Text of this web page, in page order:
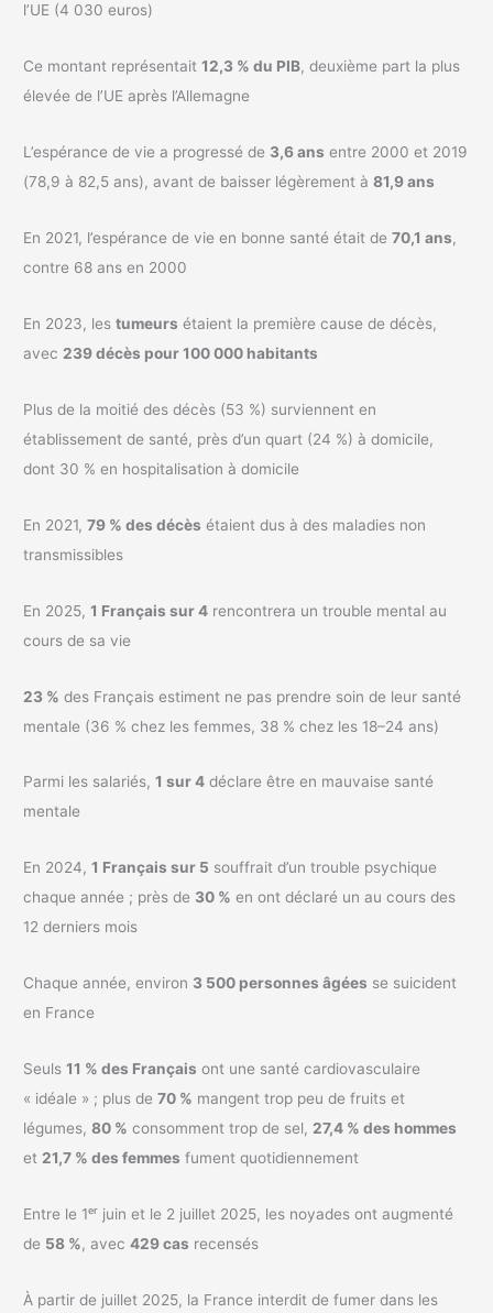
l’UE (4 030 euros)
Ce montant représentait12,3 % du PIB, deuxième part la plus
élevée de l’UE après l’Allemagne
L’espérance de vie a progressé de 3,6 ans entre 2000 et 2019
(78,9 à 82,5 ans), avant de baisser légèrement à81,9 ans
En 2021, l’espérance de vie en bonne santé était de70,1 ans,
contre 68 ans en 2000
En 2023, lestumeurs étaient la première cause de décès,
avec 239 décès pour 100 000 habitants
Plus de la moitié des décès (53 %) surviennent en
établissement de santé, près d’un quart (24 %) à domicile,
dont 30 % en hospitalisation à domicile
En 2021,79 % des décès étaient dus à des maladies non
transmissibles
En 2025,1 Français sur 4 rencontrera un trouble mental au
cours de sa vie
23 % des Français estiment ne pas prendre soin de leur santé
mentale (36 % chez les femmes, 38 % chez les 18–24 ans)
Parmi les salariés,1 sur 4 déclare être en mauvaise santé
mentale
En 2024,1 Français sur 5 souffrait d’un trouble psychique
chaque année ; près de 30 % en ont déclaré un au cours des
12 derniers mois
Chaque année, environ 3 500 personnes âgées se suicident
en France
Seuls11 % des Français ont une santé cardiovasculaire
« idéale » ; plus de70 % mangent trop peu de fruits et
légumes,80 % consomment trop de sel, 27,4 % des hommes
et 21,7 % des femmes fument quotidiennement
Entre le 1ᵉʳ juin et le 2 juillet 2025, les noyades ont augmenté
de 58 %, avec429 cas recensés
À partir de juillet 2025, la France interdit de fumer dans les